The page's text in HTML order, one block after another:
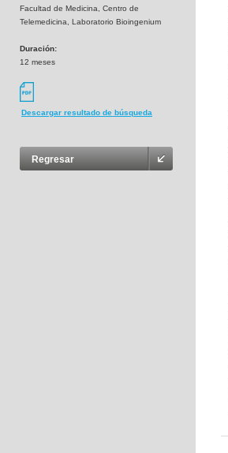
Facultad de Medicina, Centro de
Telemedicina, Laboratorio Bioingenium
Duración:
12 meses
Descargar resultado de búsqueda
Regresar